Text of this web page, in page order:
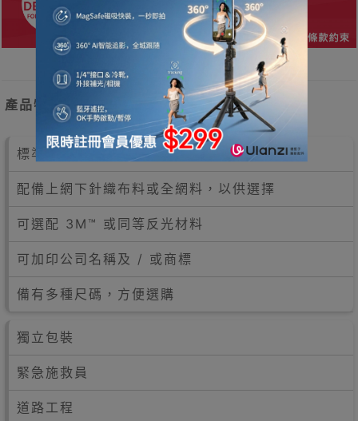
產品特點
標準香港路政款反光安全背心
配備上網下針織布料或全網料，以供選擇
可選配 3M™ 或同等反光材料
可加印公司名稱及 / 或商標
備有多種尺碼，方便選購
獨立包裝
緊急施救員
道路工程